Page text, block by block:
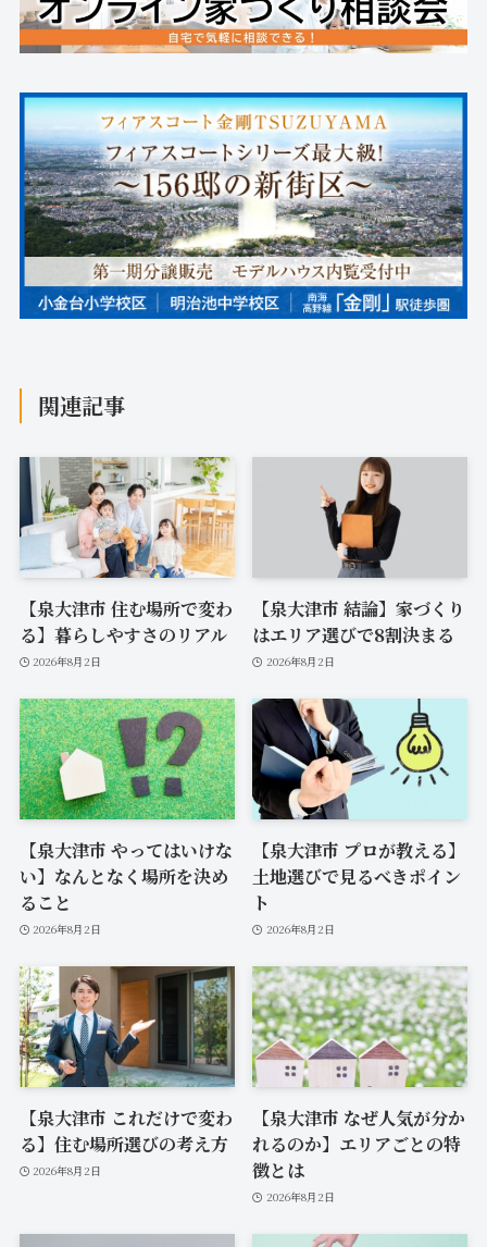
関連記事
【泉大津市 住む場所で変わ
る】暮らしやすさのリアル
2026年8月2日
【泉大津市 結論】家づくり
はエリア選びで8割決まる
2026年8月2日
【泉大津市 やってはいけな
い】なんとなく場所を決め
ること
2026年8月2日
【泉大津市 プロが教える】
土地選びで見るべきポイン
ト
2026年8月2日
【泉大津市 これだけで変わ
る】住む場所選びの考え方
2026年8月2日
【泉大津市 なぜ人気が分か
れるのか】エリアごとの特
徴とは
2026年8月2日